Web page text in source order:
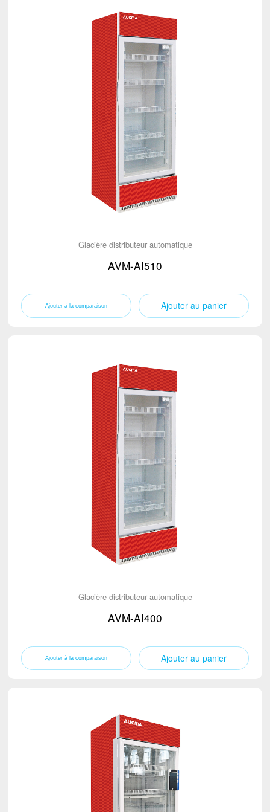
Glacière distributeur automatique
AVM-AI510
Ajouter au panier
Glacière distributeur automatique
AVM-AI400
Ajouter au panier